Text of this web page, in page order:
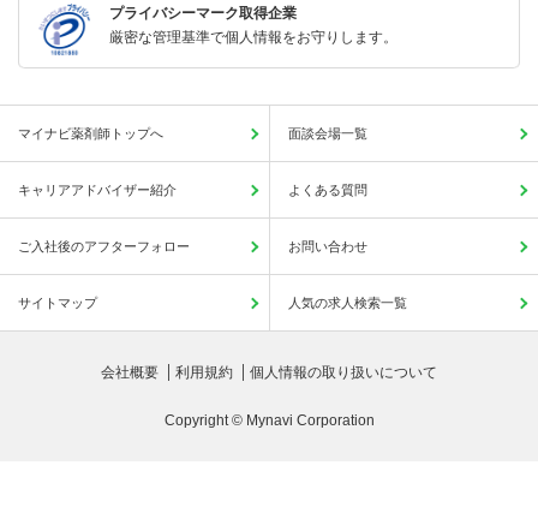
プライバシーマーク取得企業
厳密な管理基準で個人情報をお守りします。
マイナビ薬剤師トップへ 面談会場一覧
キャリアアドバイザー紹介 よくある質問
ご入社後のアフターフォロー お問い合わせ
サイトマップ 人気の求人検索一覧
会社概要 利用規約 個人情報の取り扱いについて
Copyright © Mynavi Corporation